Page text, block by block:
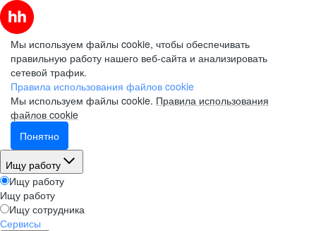
Мы используем файлы cookie, чтобы обеспечивать
правильную работу нашего веб-сайта и анализировать
сетевой трафик.
Правила использования файлов cookie
Мы используем файлы cookie. Правила использования
файлов cookie
Понятно
Ищу работу
Ищу работу
Ищу работу
Ищу сотрудника
Сервисы